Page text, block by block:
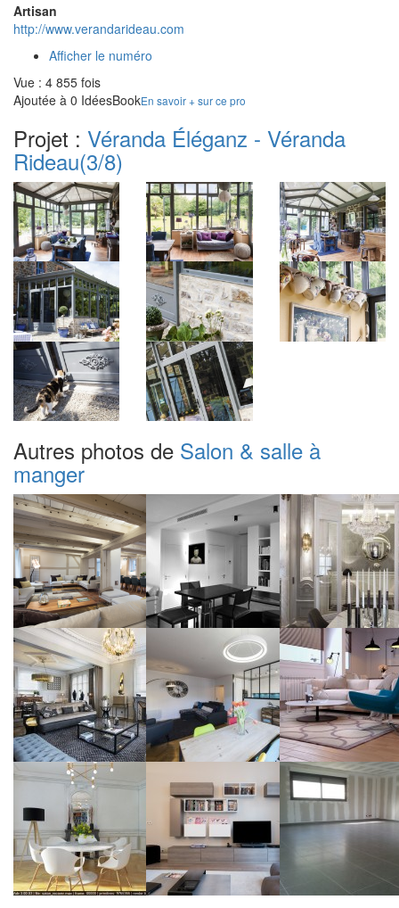
Artisan
http://www.verandarideau.com
Afficher le numéro
Vue : 4 855 fois
Ajoutée à 0 IdéesBookEn savoir + sur ce pro
Projet : Véranda Éléganz - Véranda
Rideau(3/8)
Autres photos de Salon & salle à
manger